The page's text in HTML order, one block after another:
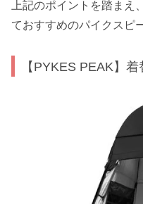
上記のポイントを踏まえ
ておすすめのパイクスピ
【PYKES PEAK】